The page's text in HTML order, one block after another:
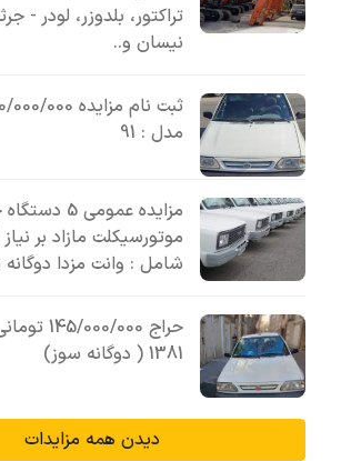
تراکتور، بلدوزر، لودر -
نیسان و..
مدل : 91
مزایده عمومی
موتورسیکلت مازاد بر
شامل : وانت مزدا
حراج 145/
1381 ( دوگانه سوز)
دیدن همه مزایدات